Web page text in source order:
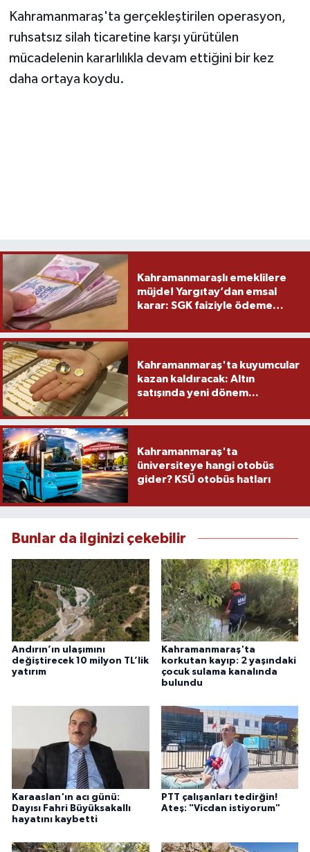
Kahramanmaraş'ta gerçekleştirilen operasyon,
ruhsatsız silah ticaretine karşı yürütülen
mücadelenin kararlılıkla devam ettiğini bir kez
daha ortaya koydu.
Kahramanmaraşlı emeklilere
müjde! Yargıtay’dan emsal
karar: SGK faiziyle ödeme
Kahramanmaraş'ta kuyumcular
kazan kaldıracak: Altın
satışında yeni dönem...
Kahramanmaraş'ta
üniversiteye hangi otobüs
gider? KSÜ otobüs hatları
Bunlar da ilginizi çekebilir
Andırın’ın ulaşımını
değiştirecek 10 milyon TL’lik
yatırım
Kahramanmaraş'ta
korkutan kayıp: 2 yaşındaki
çocuk sulama kanalında
bulundu
Karaaslan'ın acı günü:
Dayısı Fahri Büyüksakallı
hayatını kaybetti
PTT çalışanları tedirğin!
Ateş: "Vicdan istiyorum"